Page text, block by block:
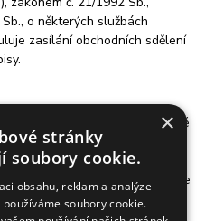
o některých službách
zasílání obchodních sdělení
naší stránky, které jsou uložené
(pokud máte ukládání těchto
umožňují identifikovat váš
Podstata informací může
například Vaše jazykové
které může být považováno
×
stránky
soubory cookie.
obsahu, reklam a analýze
soubory cookie.